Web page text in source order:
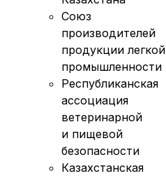
Союз
производителей
продукции легкой
промышленности
Республиканская
ассоциация
ветеринарной
и пищевой
безопасности
Казахстанская